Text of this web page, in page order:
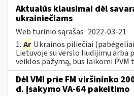
Aktualūs klausimai dėl
ukrainiečiams
Web turinio sąrašas 2022-03-21
1. Ar Ukrainos piliečiai
Lietuvoje su verslo liudijimu arba
veiklos pažymą, bus laikomi PVM
Dėl VMI prie FM viršininko
d. įsakymo VA-64 pakeitimo